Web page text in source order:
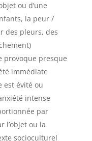
ou d’une
la peur /
des pleurs, des
provoque presque
immédiate
est évité ou
intense
par
l’objet ou la
socioculturel